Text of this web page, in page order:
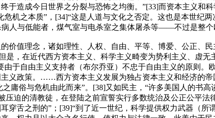
于造成今日世界之分裂与恐怖之均衡。”[33]而资本主义和
机之本质”，[34]“这是人道与文化之否定。这也是本世纪两
人与低能者，煤气室与电杀室之集体屠杀等——不过是整个
价值理念，诸如理性、人权、自由、平等、博爱、公正、
是，在近代西方资本主义、科学主义畸变为势利主义、虚
于自由主义支持者（布尔乔亚）不忠于自由主义的原则。
义政策。……西方资本主义发展为独占资本主义和经济的帝
庸俗与危机由此而来”。[38]又如民主，“许多美国人的书高
迫的清教徒，在登陆之前宣誓实行多数统治及公正公平法
舌之刑的”；[39]“到了近一世纪，科学提供权力武器（所